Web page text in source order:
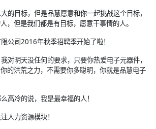
的目标，但是品慧愿意和你一起挑战这个目标，
，但是我们都是有目标，愿意干事情的人。
公司2016年秋季招聘季开始了啦！
对明天没任何的要求，只要你热爱电子元器件，
的洪荒之力，不需要你多聪明，你就是品慧电子
高冷的说，我是最幸福的人！
人力资源模块！